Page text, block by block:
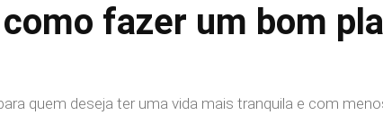
fazer um bom
quem deseja ter uma vida mais tranquila e com